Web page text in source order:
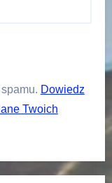
Dowiedz
Twoich